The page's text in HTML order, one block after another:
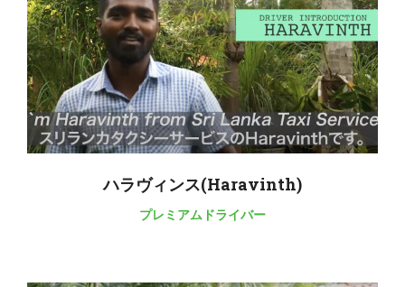
ハラヴィンス(Haravinth)
プレミアムドライバー